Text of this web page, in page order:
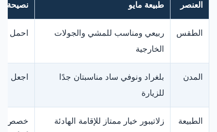
العنصر طبيعة مايو نصيحة
الطقس
ربيعي ومناسب للمشي والجولات
الخارجية
احمل
المدن
بلغراد ونوفي ساد مناسبتان جدًا
للزيارة
اجعل
الطبيعة زلاتيبور خيار ممتاز للإقامة الهادئة
خصص لها